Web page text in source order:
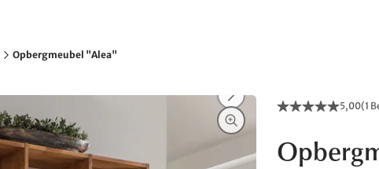
Opbergmeubel "Alea"
5,00(1